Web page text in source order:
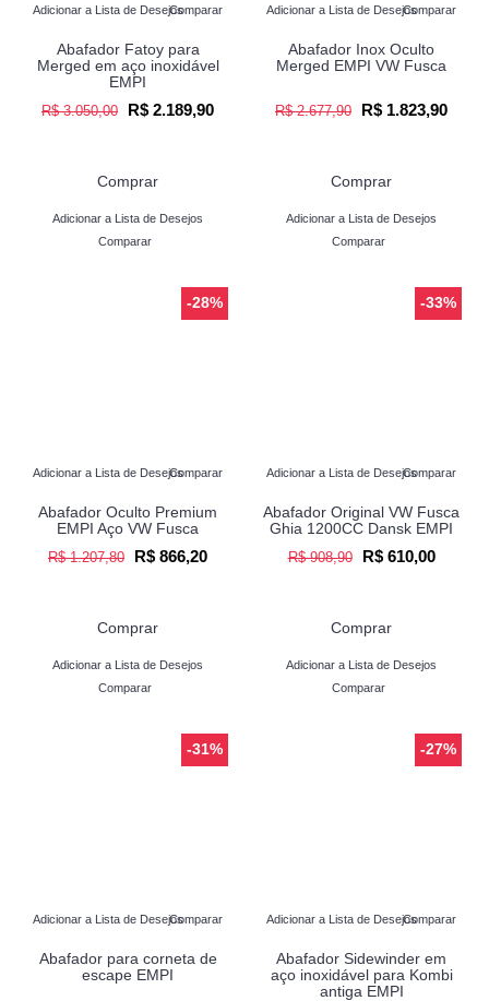
Adicionar a Lista de DesejosComparar
Abafador Fatoy para
Merged em aço inoxidável
EMPI
R$ 3.050,00 R$ 2.189,90
Comprar
Adicionar a Lista de Desejos
Comparar
Adicionar a Lista de DesejosComparar
Abafador Inox Oculto
Merged EMPI VW Fusca
R$ 2.677,90 R$ 1.823,90
Comprar
Adicionar a Lista de Desejos
Comparar
-28%
Adicionar a Lista de DesejosComparar
Abafador Oculto Premium
EMPI Aço VW Fusca
R$ 1.207,80 R$ 866,20
Comprar
Adicionar a Lista de Desejos
Comparar
-33%
Adicionar a Lista de DesejosComparar
Abafador Original VW Fusca
Ghia 1200CC Dansk EMPI
R$ 908,90 R$ 610,00
Comprar
Adicionar a Lista de Desejos
Comparar
-31%
Adicionar a Lista de DesejosComparar
Abafador para corneta de
escape EMPI
-27%
Adicionar a Lista de DesejosComparar
Abafador Sidewinder em
aço inoxidável para Kombi
antiga EMPI